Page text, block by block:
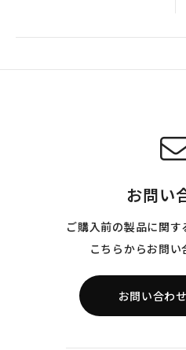
お問い
ご購入前の製品に関
こちらからお問
お問い合わ